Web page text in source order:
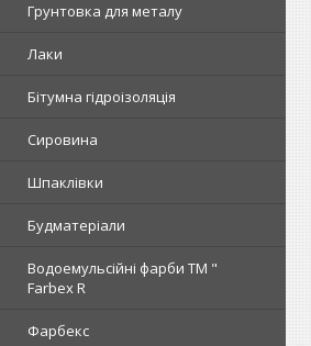
Грунтовка для металу
Лаки
Бітумна гідроізоляція
Сировина
Шпаклівки
Будматеріали
Водоемульсійні фарби ТМ "
Farbex R
Фарбекс